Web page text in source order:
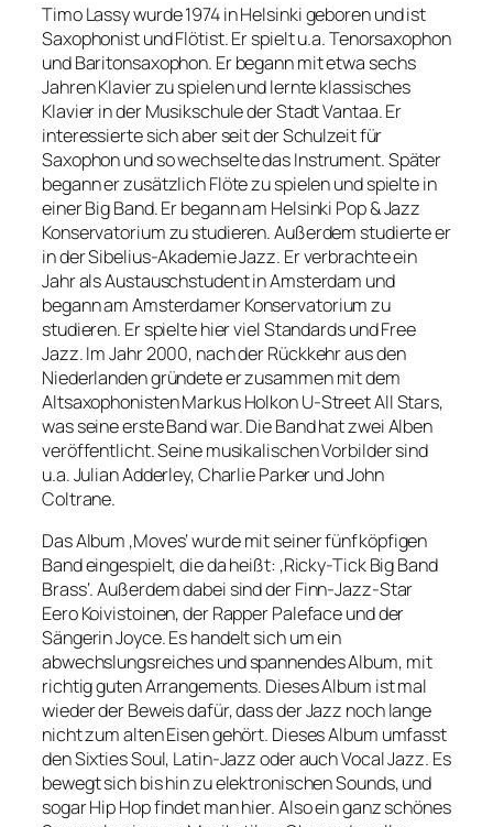
Timo Lassy wurde 1974 in Helsinki geboren und ist
Saxophonist und Flötist. Er spielt u.a. Tenorsaxophon
und Baritonsaxophon. Er begann mit etwa sechs
Jahren Klavier zu spielen und lernte klassisches
Klavier in der Musikschule der Stadt Vantaa. Er
interessierte sich aber seit der Schulzeit für
Saxophon und so wechselte das Instrument. Später
begann er zusätzlich Flöte zu spielen und spielte in
einer Big Band. Er begann am Helsinki Pop & Jazz
Konservatorium zu studieren. Außerdem studierte er
in der Sibelius-Akademie Jazz. Er verbrachte ein
Jahr als Austauschstudent in Amsterdam und
begann am Amsterdamer Konservatorium zu
studieren. Er spielte hier viel Standards und Free
Jazz. Im Jahr 2000, nach der Rückkehr aus den
Niederlanden gründete er zusammen mit dem
Altsaxophonisten Markus Holkon U-Street All Stars,
was seine erste Band war. Die Band hat zwei Alben
veröffentlicht. Seine musikalischen Vorbilder sind
u.a. Julian Adderley, Charlie Parker und John
Coltrane.
Das Album ‚Moves‘ wurde mit seiner fünfköpfigen
Band eingespielt, die da heißt: ‚Ricky-Tick Big Band
Brass‘. Außerdem dabei sind der Finn-Jazz-Star
Eero Koivistoinen, der Rapper Paleface und der
Sängerin Joyce. Es handelt sich um ein
abwechslungsreiches und spannendes Album, mit
richtig guten Arrangements. Dieses Album ist mal
wieder der Beweis dafür, dass der Jazz noch lange
nicht zum alten Eisen gehört. Dieses Album umfasst
den Sixties Soul, Latin-Jazz oder auch Vocal Jazz. Es
bewegt sich bis hin zu elektronischen Sounds, und
sogar Hip Hop findet man hier. Also ein ganz schönes